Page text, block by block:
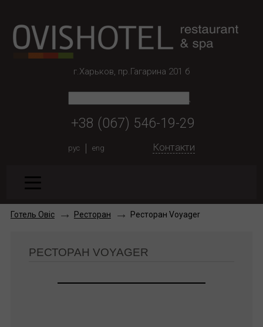
г.Харьков, пр.Гагарина 201 б
+38 (067) 546-19-29
рус eng Контакти
Готель Овіс Ресторан Ресторан Voyager
РЕСТОРАН VOYAGER